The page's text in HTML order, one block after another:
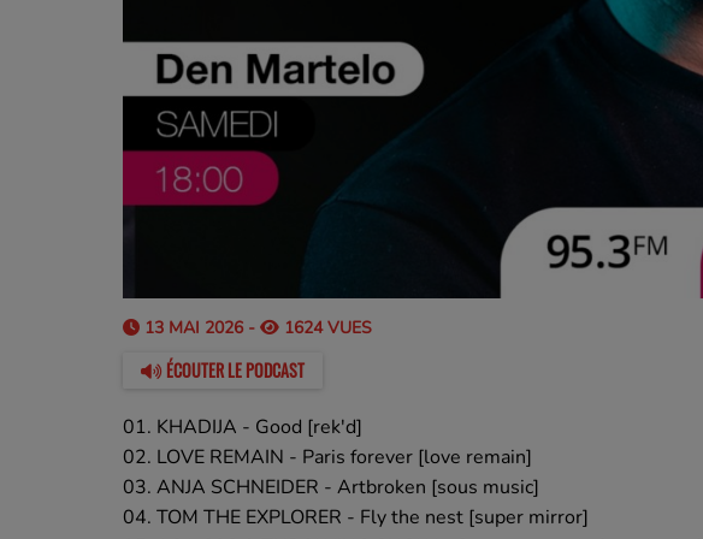
13 MAI 2026 - 1624 VUES
ÉCOUTER LE PODCAST
01. KHADIJA - Good [rek'd]
02. LOVE REMAIN - Paris forever [love remain]
03. ANJA SCHNEIDER - Artbroken [sous music]
04. TOM THE EXPLORER - Fly the nest [super mirror]